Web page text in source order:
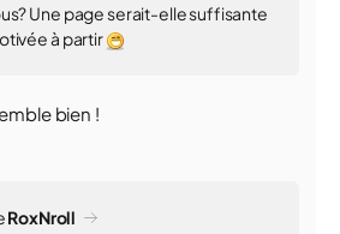
Une page serait-elle suffisante
à partir
bien !
RoxNroll